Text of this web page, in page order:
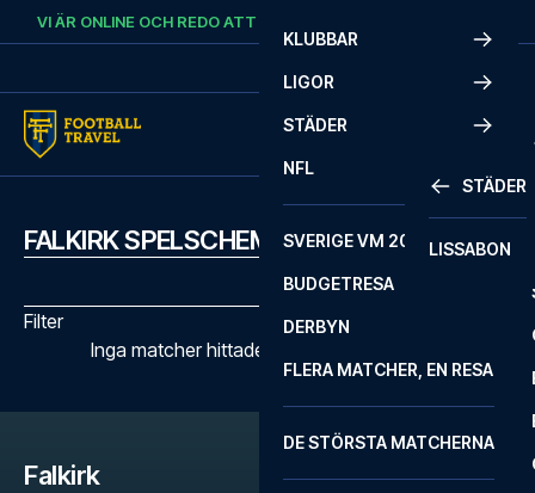
Skip to content
VI ÄR ONLINE OCH REDO ATT HJÄLPA DIG.
KLUBBAR
LIGOR
STÄDER
STÄDER
LISSABON
NFL
SVERIGE VM 2026
BUDGETRESA
DERBYN
FLERA MATCHER, EN RESA
DE STÖRSTA MATCHERNA
FALKIRK SPELSCHEMA
Filter
Inga matcher hittades med de valda filtren
Falkirk